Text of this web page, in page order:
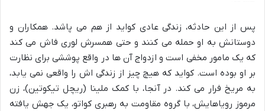
پس از این حادثه، زندگی عادی کواید از هم می پاشد. همکاران و
دوستانش به او حمله می کنند و حتی همسرش لوری فاش می کند
که یک مامور مخفی است و ازدواج آن ها در واقع پوششی برای نظارت
بر او بوده است. کواید که هیچ چیز از زندگی اش را واقعی نمی یابد،
به مریخ فرار می کند. در آنجا، با کمک ملینا (ریچل تیکوتین)، زن
مرموز رویاهایش، با گروه مقاومت به رهبری کواتو، یک جهش یافته